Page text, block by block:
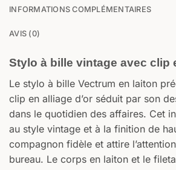
INFORMATIONS COMPLÉMENTAIRES
AVIS (0)
Stylo à bille vintage avec clip
Le stylo à bille Vectrum en laiton
clip en alliage d’or séduit par son
dans le quotidien des affaires. Cet
au style vintage et à la finition de
compagnon fidèle et attire
bureau. Le corps en laiton et le